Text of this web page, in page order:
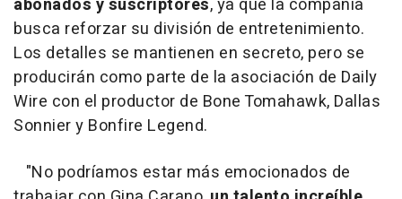
abonados y suscriptores, ya que la compañía
busca reforzar su división de entretenimiento.
Los detalles se mantienen en secreto, pero se
producirán como parte de la asociación de Daily
Wire con el productor de Bone Tomahawk, Dallas
Sonnier y Bonfire Legend.
"No podríamos estar más emocionados de